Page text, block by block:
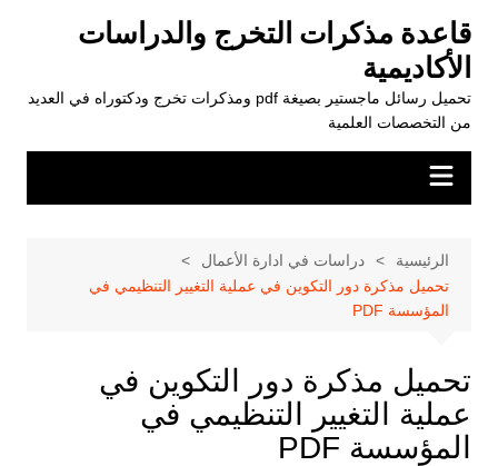
المحتوى
قاعدة مذكرات التخرج والدراسات
الأكاديمية
تحميل رسائل ماجستير بصيغة pdf ومذكرات تخرج ودكتوراه في العديد
من التخصصات العلمية
الرئيسية
دراسات في ادارة الأعمال
تحميل مذكرة دور التكوين في عملية التغيير التنظيمي في
المؤسسة PDF
تحميل مذكرة دور التكوين في
عملية التغيير التنظيمي في
المؤسسة PDF